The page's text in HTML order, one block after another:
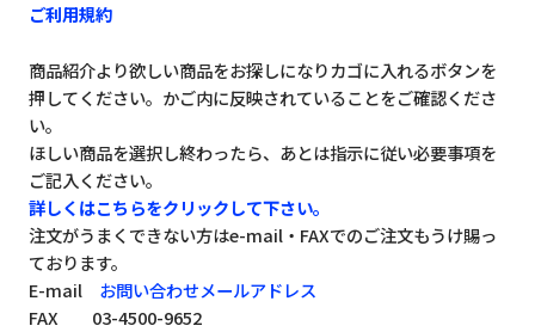
ご利用規約
商品紹介より欲しい商品をお探しになりカゴに入れるボタンを
押してください。かご内に反映されていることをご確認くださ
い。
ほしい商品を選択し終わったら、あとは指示に従い必要事項を
ご記入ください。
詳しくはこちらをクリックして下さい。
注文がうまくできない方はe-mail・FAXでのご注文もうけ賜っ
ております。
E-mail お問い合わせメールアドレス
FAX 03-4500-9652